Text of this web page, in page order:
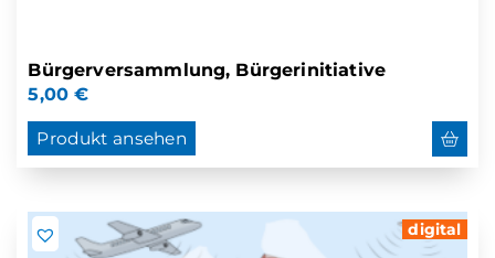
Bürgerversammlung, Bürgerinitiative
5,00€
Produkt ansehen
digital